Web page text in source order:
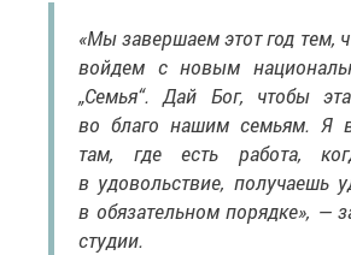
«Мы завершаем этот год тем,
войдем с новым
„Семья“. Дай Бог, чтобы
во благо нашим семьям. Я
там, где есть работа,
в удовольствие, получаешь
в обязательном порядке», —
студии.